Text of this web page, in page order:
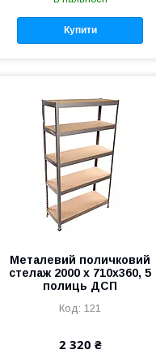
Купити
Металевий поличковий
стелаж 2000 x 710x360, 5
полиць ДСП
121
2 320 ₴